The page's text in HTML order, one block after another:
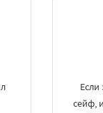
сейф,